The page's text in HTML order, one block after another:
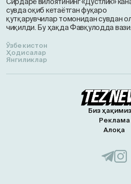
сувда оқиб кетаётган фуқаро
қутқарувчилар томонидан сувдан
чиқилди. Бу ҳақда Фавқулодда
Ўзбекистон
Ҳодисалар
Янгиликлар
Биз
Реклама
Алоқа